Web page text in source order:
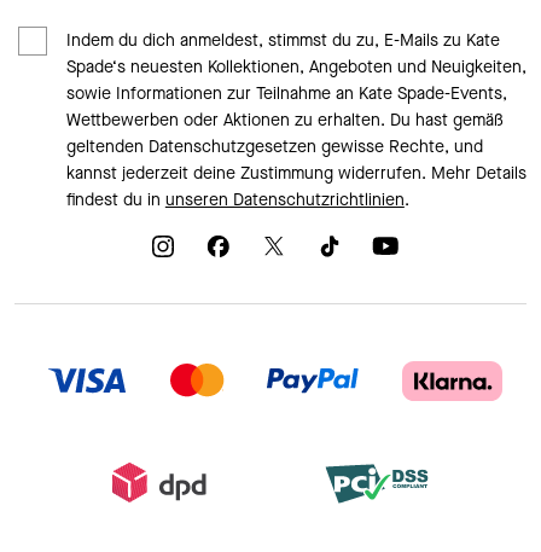
Indem du dich anmeldest, stimmst du zu, E-Mails zu Kate
Spade‘s neuesten Kollektionen, Angeboten und Neuigkeiten,
sowie Informationen zur Teilnahme an Kate Spade-Events,
Wettbewerben oder Aktionen zu erhalten. Du hast gemäß
geltenden Datenschutzgesetzen gewisse Rechte, und
kannst jederzeit deine Zustimmung widerrufen. Mehr Details
findest du in unseren Datenschutzrichtlinien.